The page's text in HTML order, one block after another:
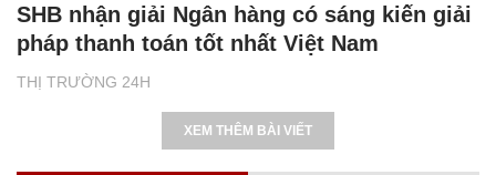
THỊ TRƯỜNG 24H
SHB nhận giải Ngân hàng có sáng kiến giải
pháp thanh toán tốt nhất Việt Nam
XEM THÊM BÀI VIẾT